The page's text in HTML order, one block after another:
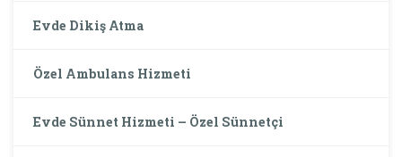
Evde Dikiş Atma
Özel Ambulans Hizmeti
Evde Sünnet Hizmeti – Özel Sünnetçi